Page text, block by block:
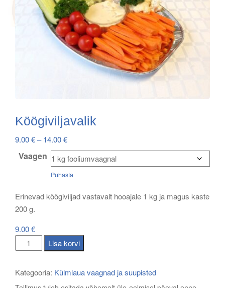
Köögiviljavalik
9.00€– 14.00€Price
range:
9.00 €
through
Vaagen
Puhasta
Erinevad köögiviljad vastavalt hooajale 1 kg ja magus kaste
200 g.
9.00€
Köögiviljavalik
kogus
Lisa korvi
Kategooria: Külmlaua vaagnad ja suupisted